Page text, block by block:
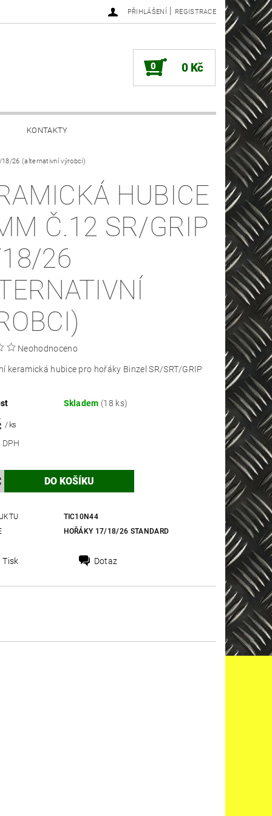
PŘIHLÁŠENÍ | REGISTRACE
0 0 Kč
KONTAKTY
26 (alternativní výrobci)
HUBICE
Č.12 SR/GRIP
26
Neohodnoceno
keramická hubice pro hořáky Binzel SR/SRT/GRIP
Skladem (18 ks)
/ ks
DPH
TIC10N44
HOŘÁKY 17/18/26 STANDARD
Tisk Dotaz